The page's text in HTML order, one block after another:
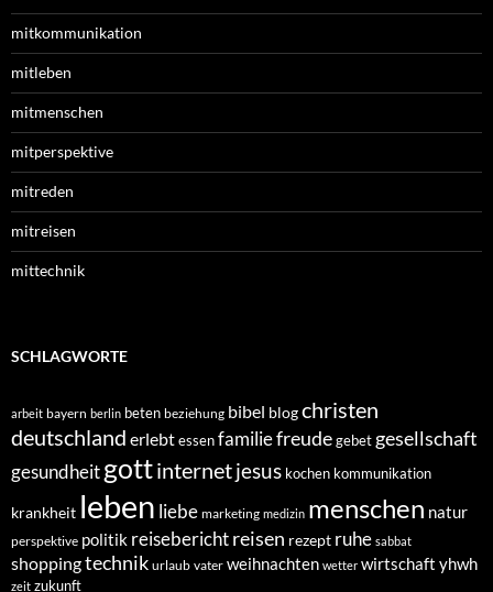
mitkommunikation
mitleben
mitmenschen
mitperspektive
mitreden
mitreisen
mittechnik
SCHLAGWORTE
arbeit bayern berlin beten beziehung bibel blogchristen
deutschland erlebtessenfamiliefreudegebet gesellschaft
gesundheitgottinternetjesus kochen kommunikation
krankheit leben liebe marketing medizin menschen natur
perspektive politik reiseberichtreisen rezept ruhe sabbat
shoppingtechnik urlaub vater weihnachten wetter wirtschaft yhwh
zeit zukunft